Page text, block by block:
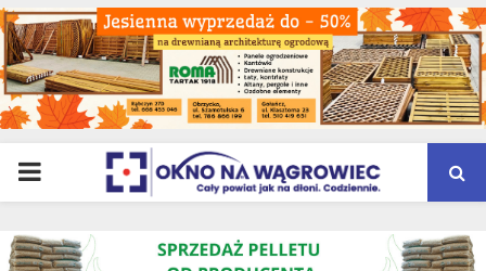
PRIMARY
MENU